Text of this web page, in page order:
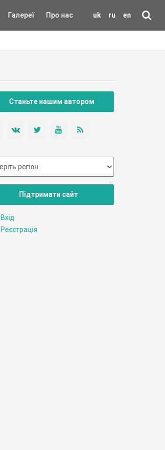
uk ru en
Галереї Про нас
Станьте нашим автором
Підтримати сайт
Вхід
Реєстрація